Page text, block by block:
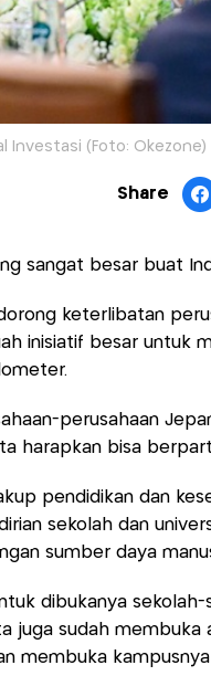
Investasi (Foto: Okezone)
Share
sangat besar buat
keterlibatan
inisiatif besar untuk
perusahaan
harapkan bisa
pendidikan dan
sekolah dan
sumber daya
dibukanya sekolah-
juga sudah membuka
membuka